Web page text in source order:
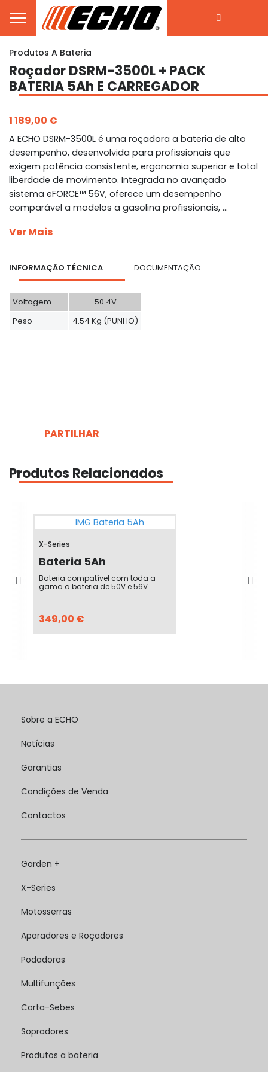
PARTILHAR
Produtos A Bateria
Roçador DSRM-3500L + PACK
BATERIA 5Ah E CARREGADOR
1 189,00 €
A ECHO DSRM-3500L é uma roçadora a bateria de alto
desempenho, desenvolvida para profissionais que
exigem potência consistente, ergonomia superior e total
liberdade de movimento. Integrada no avançado
sistema eFORCE™ 56V, oferece um desempenho
comparável a modelos a gasolina profissionais, ...
Ver Mais
INFORMAÇÃO TÉCNICA DOCUMENTAÇÃO
Voltagem
50.4V
Peso
4.54 Kg (PUNHO)
Produtos Relacionados
X-Series
Bateria 5Ah
Bateria compatível com toda a
gama a bateria de 50V e 56V.
349,00 €
Sobre a ECHO
Notícias
Garantias
Condições de Venda
Contactos
Garden +
X-Series
Motosserras
Aparadores e Roçadores
Podadoras
Multifunções
Corta-Sebes
Sopradores
Produtos a bateria